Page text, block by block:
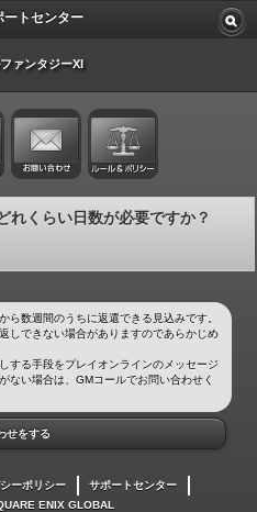
ートセンター
ァンタジーXI
くらい日数が必要ですか？
ら数週間のうちに返還できる見込みです。
しできない場合がありますのであらかじめ
する手段をプレイオンラインのメッセージ
ない場合は、GMコールでお問い合わせく
せをする
ーポリシー
サポートセンター
ENIX GLOBAL